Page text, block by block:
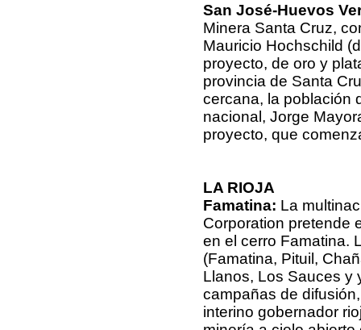
San José-Huevos
Minera Santa Cruz,
Mauricio Hochschild
proyecto, de oro y
provincia de Santa
cercana, la población
nacional, Jorge
proyecto, que
LA RIOJA
Famatina: La
Corporation pretende
en el cerro Famatina.
(Famatina, Pituil,
Llanos, Los Sauces y
campañas de
interino gobernador